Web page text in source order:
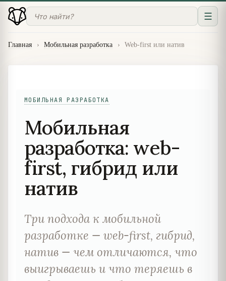
☰
Главная › Мобильная разработка › Web-first или натив
МОБИЛЬНАЯ РАЗРАБОТКА
Мобильная
разработка: web-
first, гибрид или
натив
Три подхода к мобильной
разработке — web-first, гибрид,
натив — чем отличаются, что
выигрываешь и что теряешь в